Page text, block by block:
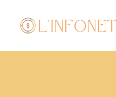
contenu